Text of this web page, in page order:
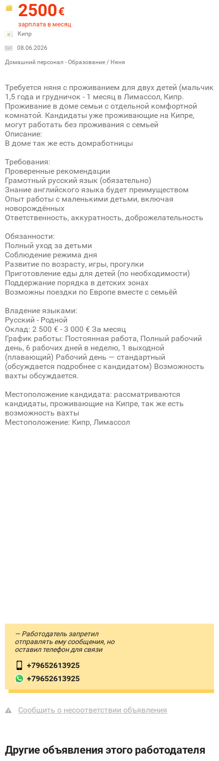
2500€
зарплата в месяц
Кипр
08.06.2026
Домашний персонал - Образование / Няня
Требуется няня с проживанием для двух детей (мальчик
1,5 года и грудничок - 1 месяц в Лимассол, Кипр.
Проживание в доме семьи с отдельной комфортной
комнатой. Кандидаты уже проживающие на Кипре,
могут работать без проживания с семьей
Описание:
В доме так же есть домработницы
Требования:
Проверенные рекомендации
Грамотный русский язык (обязательно)
Знание английского языка будет преимуществом
Опыт работы с маленькими детьми, включая
новорождённых
Ответственность, аккуратность, доброжелательность
Обязанности:
Полный уход за детьми
Соблюдение режима дня
Развитие по возрасту, игры, прогулки
Приготовление еды для детей (по необходимости)
Поддержание порядка в детских зонах
Возможны поездки по Европе вместе с семьёй
Владение языками:
Русский - Родной
Оклад: 2 500 € - 3 000 € За месяц
График работы: Постоянная работа, Полный рабочий
день, 6 рабочих дней в неделю, 1 выходной
(плавающий) Рабочий день — стандартный
(обсуждается подробнее с кандидатом) Возможность
вахты обсуждается.
Местоположение кандидата: рассматриваются
кандидаты, проживающие на Кипре, так же есть
возможность вахты
Местоположение: Кипр, Лимассол
— Работодатель запретил
отправлять ему сообщения, но
оставил телефон для связи
+79652613925
+79652613925
Сообщить о несоответствии объявления
Другие объявления этого работодателя